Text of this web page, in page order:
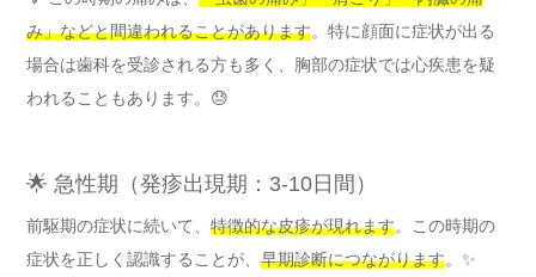
み」などと間違われることがあります。特に顔面に症状が出る
場合は歯科を受診される方も多く、胸部の症状では心疾患を疑
われることもあります。😓
🌟 急性期（発疹出現期：3-10日間）
前駆期の症状に続いて、 特徴的な皮疹が現れます。この時期の
症状を正しく認識することが、 早期診断につながります。✨